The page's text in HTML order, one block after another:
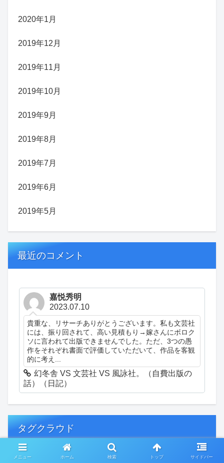
2020年1月
2019年12月
2019年11月
2019年10月
2019年9月
2019年8月
2019年7月
2019年6月
2019年5月
最近のコメント
嘉悦秀明
2023.07.10
貴重な、リサーチありがとうございます。私も文芸社
には、振り回されて、高い見積もり→嫁さんにボロク
ソに言われて出版できませんでした。ただ、3つの愚
作をそれぞれ書面で評価していただいて、作品を客観
的に考え...
幻冬舎 VS 文芸社 VS 風詠社。（自費出版の
話）（日記）
タグクラウド
メニュー ホーム 検索 トップ サイドバー